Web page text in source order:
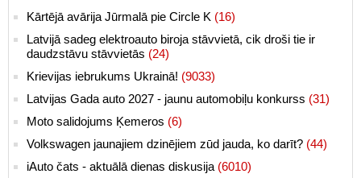
Kārtējā avārija Jūrmalā pie Circle K (16)
Latvijā sadeg elektroauto biroja stāvvietā, cik droši tie ir
daudzstāvu stāvvietās (24)
Krievijas iebrukums Ukrainā! (9033)
Latvijas Gada auto 2027 - jaunu automobiļu konkurss (31)
Moto salidojums Ķemeros (6)
Volkswagen jaunajiem dzinējiem zūd jauda, ko darīt? (44)
iAuto čats - aktuālā dienas diskusija (6010)